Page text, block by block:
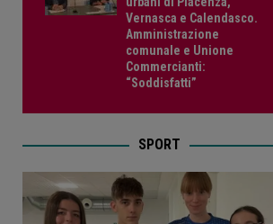
Vernasca e Calendasco.
Amministrazione
comunale e Unione
Commercianti:
“Soddisfatti”
SPORT